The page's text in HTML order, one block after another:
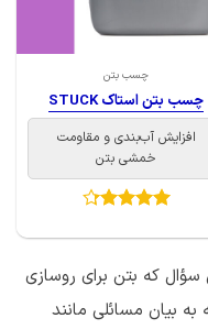
چسب بتن
چسب بتن استاک STUCK
افزایش آب‌بندی و مقاومت
خمشی بتن
4.29از 5
سؤال که بتن برای روسازی
بیان مسائلی مانند